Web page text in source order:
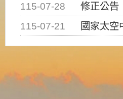
115-07-28
修正公告「墾丁國家公園限制
115-07-21
國家太空中心為辦理2026台灣盃